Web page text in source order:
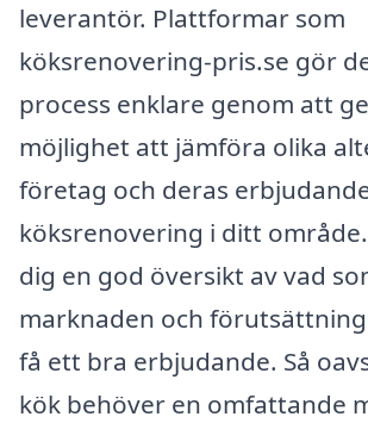
leverantör. Plattformar som
köksrenovering-pris.se gör
process enklare genom att
möjlighet att jämföra olika
företag och deras
köksrenovering i ditt
dig en god översikt av vad
marknaden och
få ett bra erbjudande. Så
kök behöver en omfattande